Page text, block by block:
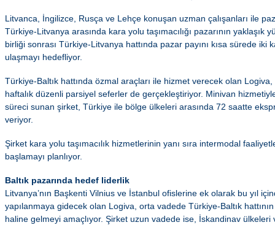
Litvanca, İngilizce, Rusça ve Lehçe konuşan uzman çalışanları ile
Türkiye-Litvanya arasında kara yolu taşımacılığı pazarının yaklaşık
birliği sonrası Türkiye-Litvanya hattında pazar payını kısa sürede iki
ulaşmayı hedefliyor.
Türkiye-Baltık hattında özmal araçları ile hizmet verecek olan
haftalık düzenli parsiyel seferler de gerçekleştiriyor. Minivan
süreci sunan şirket, Türkiye ile bölge ülkeleri arasında 72 saatte
veriyor.
Şirket kara yolu taşımacılık hizmetlerinin yanı sıra intermodal
başlamayı planlıyor.
Baltık pazarında hedef liderlik
Litvanya’nın Başkenti Vilnius ve İstanbul ofislerine ek olarak bu yıl
yapılanmaya gidecek olan Logiva, orta vadede Türkiye-Baltık
haline gelmeyi amaçlıyor. Şirket uzun vadede ise, İskandinav ülkeleri